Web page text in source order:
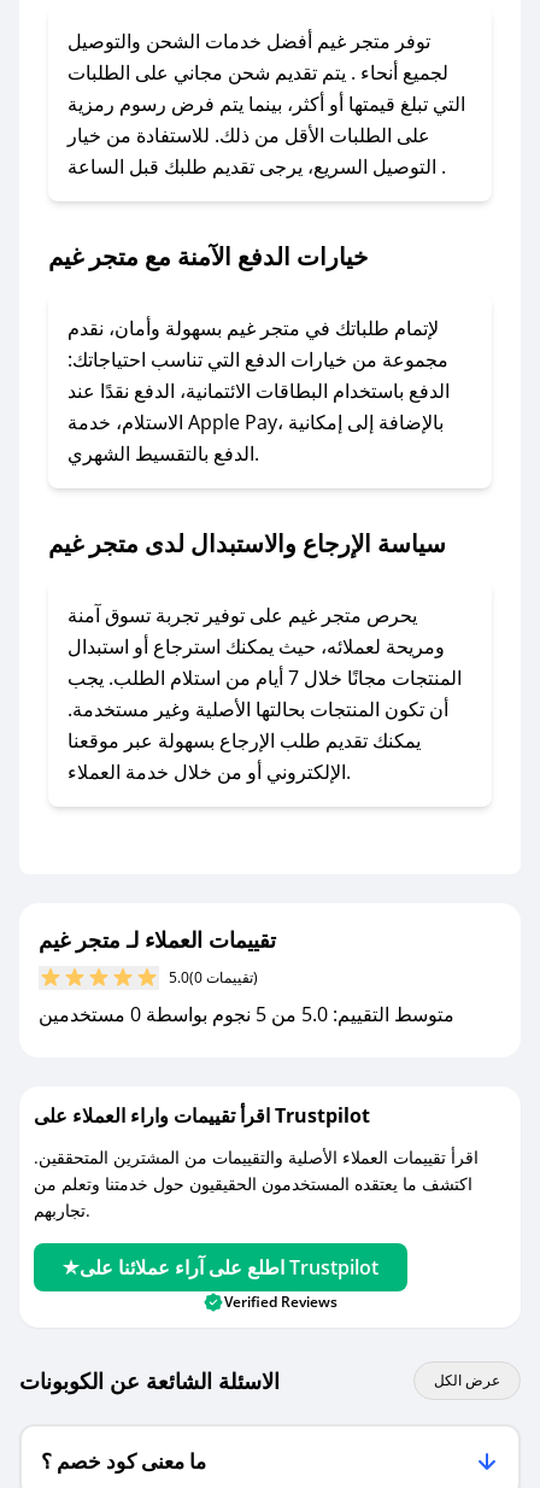
تواصل معنا عبر تويتر أو البريد الإلكتروني لإضافته
بسرعة.
### كيفية استخدام كود خصم متجر غيم؟
1. انسخ كود الخصم من تطبيق صحصح.
2. الصقه في خانة الدفع عند التسوق من متجر غيم.
### ماذا أفعل إذا لم يعمل كود الخصم؟
الرسائل الخاصة على تويتر أو البريد الإلكتروني،
وسنقوم بحل المشكلة في أسرع وقت ممكن.
### ماذا أفعل إذا لم أجد كود خصم لمتجري
المفضل؟
في حال عدم توفر كوبونات لمتجرك المفضل، يمكنك
أسرع وقت ممكن.
### كيف تحصل على كوبونات خصم حصرية من
متجر غيم؟
للحصول على كوبونات وخصومات حصرية، قم بما
يلي:
- اضغط على أيقونة متابعة لمتجر متجر غيم في
تطبيق صحصح.
مع صحصح، تسوق بذكاء ووفّر على كل مشترياتك مع
توفر متجر غيم أفضل خدمات الشحن والتوصيل
لجميع أنحاء . يتم تقديم شحن مجاني على الطلبات
التي تبلغ قيمتها أو أكثر، بينما يتم فرض رسوم رمزية
على الطلبات الأقل من ذلك. للاستفادة من خيار
التوصيل السريع، يرجى تقديم طلبك قبل الساعة .
خيارات الدفع الآمنة مع متجر غيم
لإتمام طلباتك في متجر غيم بسهولة وأمان، نقدم
مجموعة من خيارات الدفع التي تناسب احتياجاتك:
الدفع باستخدام البطاقات الائتمانية، الدفع نقدًا عند
الاستلام، خدمة Apple Pay، بالإضافة إلى إمكانية
الدفع بالتقسيط الشهري.
سياسة الإرجاع والاستبدال لدى متجر غيم
يحرص متجر غيم على توفير تجربة تسوق آمنة
ومريحة لعملائه، حيث يمكنك استرجاع أو استبدال
المنتجات مجانًا خلال 7 أيام من استلام الطلب. يجب
أن تكون المنتجات بحالتها الأصلية وغير مستخدمة.
يمكنك تقديم طلب الإرجاع بسهولة عبر موقعنا
الإلكتروني أو من خلال خدمة العملاء.
تقييمات العملاء لـ متجر غيم
5.0 (0 تقييمات)
متوسط التقييم: 5.0 من 5 نجوم بواسطة 0 مستخدمين
اقرأ تقييمات واراء العملاء على Trustpilot
اقرأ تقييمات العملاء الأصلية والتقييمات من المشترين المتحققين.
اكتشف ما يعتقده المستخدمون الحقيقيون حول خدمتنا وتعلم من
تجاربهم.
اطلع على آراء عملائنا على Trustpilot
Verified Reviews
الاسئلة الشائعة عن الكوبونات عرض الكل
ما معنى كود خصم ؟